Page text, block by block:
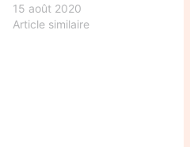
15 août 2020
Article similaire